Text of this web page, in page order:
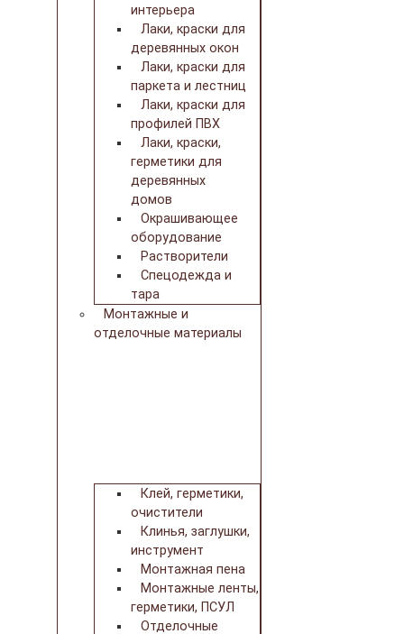
интерьера
Лаки, краски для
деревянных окон
Лаки, краски для
паркета и лестниц
Лаки, краски для
профилей ПВХ
Лаки, краски,
герметики для
деревянных
домов
Окрашивающее
оборудование
Растворители
Спецодежда и
тара
Монтажные и
отделочные материалы
Клей, герметики,
очистители
Клинья, заглушки,
инструмент
Монтажная пена
Монтажные ленты,
герметики, ПСУЛ
Отделочные